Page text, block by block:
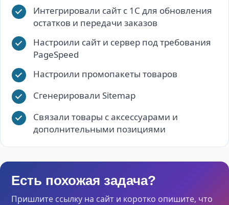
Интегрировали сайт с 1С для обновления
остатков и передачи заказов
Настроили сайт и сервер под требования
PageSpeed
Настроили промопакеты товаров
Сгенерировали Sitemap
Связали товары с аксессуарами и
дополнительными позициями
Есть похожая задача?
Пришлите ссылку на сайт и коротко опишите, что